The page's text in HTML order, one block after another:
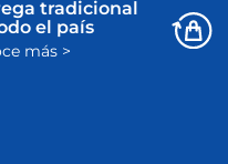
tradicional
el país
más >